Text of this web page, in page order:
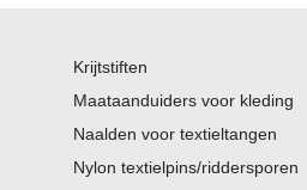
Krijtstiften
Maataanduiders voor kleding
Naalden voor textieltangen
Nylon textielpins/riddersporen